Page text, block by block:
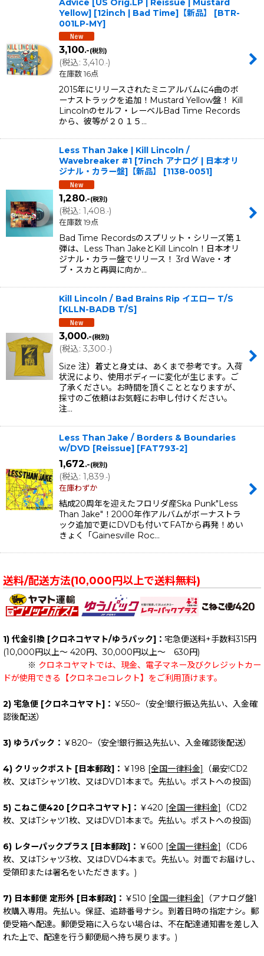
Yellow] [12inch | Bad Time]【新品】
[BTR-
001LP-MY]
3,100.-(税別)
(税込: 3,410.-)
在庫数 16点
2015年にリリースされたミニアルバムに4曲のボ
ーナストラックを追加！Mustard Yellow盤！ Kill
Lincolnのセルフ・レーベルBad Time Records
から、彼等が２０１５…
Less Than Jake | Kill Lincoln /
Wavebreaker #1 [7inch アナログ | 日本オリ
ジナル・カラー盤]【新品】
[1138-0051]
1,280.-(税別)
(税込: 1,408.-)
在庫数 19点
Bad Time Recordsのスプリット・シリーズ第１
弾は、Less Than JakeとKill Lincoln！日本オリ
ジナル・カラー盤でリリース！ 3rd Wave・オ
ブ・スカと再興に向か…
Kill Lincoln / Bad Brains Rip イエロー T/S
[KLLN-BADB T/S]
3,000.-(税別)
(税込: 3,300.-)
Size 注）着丈と身丈は、あくまで参考です。入荷
状況により、使用ボディーに変化が生じます。ご
了承ください。お時間を頂くこととなりますが、
採寸のご依頼はお気軽にお申し付けください。
注…
Less Than Jake / Borders & Boundaries
w/DVD [Reissue] [FAT793-2]
1,672.-(税別)
(税込: 1,839.-)
在庫わずか
結成20周年を迎えたフロリダ産Ska Punk"Less
Than Jake"！2000年作アルバムがボーナストラ
ック追加で更にDVDも付いてFATから再発！めい
きょく「Gainesville Roc…
送料/配送方法(10,000円以上で送料無料)
1) 代金引換 [クロネコヤマト/ゆうパック]： 宅急便送料+手数料315円
(10,000円以上～ 420円、30,000円以上～ 630円)
※ クロネコヤマトでは、現金、電子マネー及びクレジットカー
ドが使用できる【クロネコeコレクト】をご利用頂けます。
2) 宅急便 [クロネコヤマト]： ￥550~（安全!銀行振込先払い、入金確
認後配送）
3) ゆうパック： ￥820~（安全!銀行振込先払い、入金確認後配送）
4) クリックポスト [日本郵政]： ￥198 [全国一律料金]
（最安!CD2
枚、又はTシャツ1枚、又はDVD1本まで。先払い。ポストへの投函)
5) こねこ便420 [クロネコヤマト]： ￥420 [全国一律料金]
（CD2
枚、又はTシャツ1枚、又はDVD1本まで。先払い。ポストへの投函)
6) レターパックプラス [日本郵政]： ￥600 [全国一律料金]
（CD6
枚、又はTシャツ3枚、又はDVD4本まで。先払い。対面でお届けし、
受領印または署名をいただきます。)
7) 日本郵便 定形外 [日本郵政]： ￥510 [全国一律料金]
（アナログ盤1
枚購入専用。先払い。保証、追跡番号ナシ。到着日時の指定ナシ。郵
便受箱へ配達。郵便受箱に入らない場合は、不在配達通知書を差し入
れた上で、配達を行う郵便局へ持ち戻ります。)